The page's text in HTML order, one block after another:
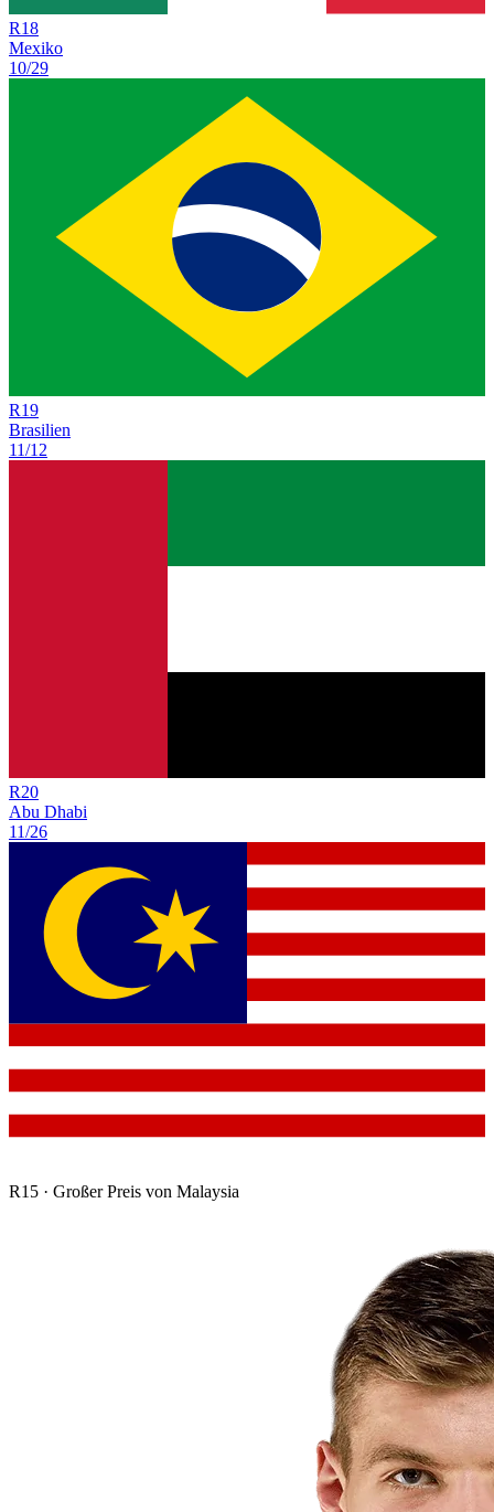
R18
Mexiko
10/29
R19
Brasilien
11/12
R20
Abu Dhabi
11/26
R15 · Großer Preis von Malaysia